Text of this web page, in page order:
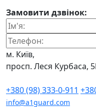
Замовити дзвінок:
м. Київ,
просп. Леся Курбаса,
+380 (98) 333-0-911
info@a1guard.com